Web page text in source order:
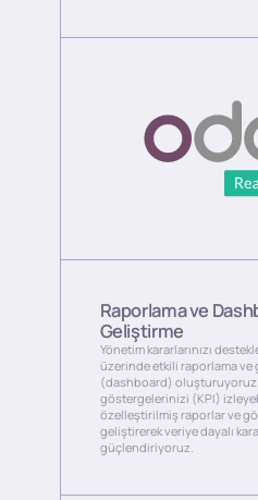
Raporlama ve
Geliştirme
Yönetim kararlarınızı
üzerinde etkili raporlama ve
(dashboard)
göstergelerinizi (KPI)
özelleştirilmiş raporlar ve
geliştirerek veriye dayalı
güçlendiriyoruz.